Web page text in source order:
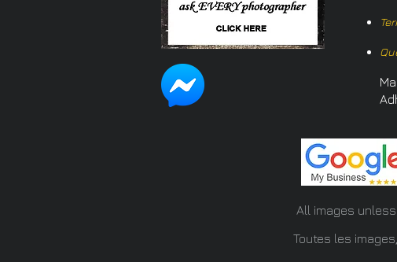
All images
Toutes les